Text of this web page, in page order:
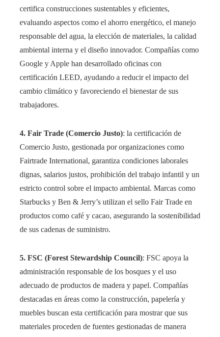
certifica construcciones sustentables y eficientes,
evaluando aspectos como el ahorro energético, el manejo
responsable del agua, la elección de materiales, la calidad
ambiental interna y el diseño innovador. Compañías como
Google y Apple han desarrollado oficinas con
certificación LEED, ayudando a reducir el impacto del
cambio climático y favoreciendo el bienestar de sus
trabajadores.
4. Fair Trade (Comercio Justo): la certificación de
Comercio Justo, gestionada por organizaciones como
Fairtrade International, garantiza condiciones laborales
dignas, salarios justos, prohibición del trabajo infantil y un
estricto control sobre el impacto ambiental. Marcas como
Starbucks y Ben & Jerry’s utilizan el sello Fair Trade en
productos como café y cacao, asegurando la sostenibilidad
de sus cadenas de suministro.
5. FSC (Forest Stewardship Council): FSC apoya la
administración responsable de los bosques y el uso
adecuado de productos de madera y papel. Compañías
destacadas en áreas como la construcción, papelería y
muebles buscan esta certificación para mostrar que sus
materiales proceden de fuentes gestionadas de manera